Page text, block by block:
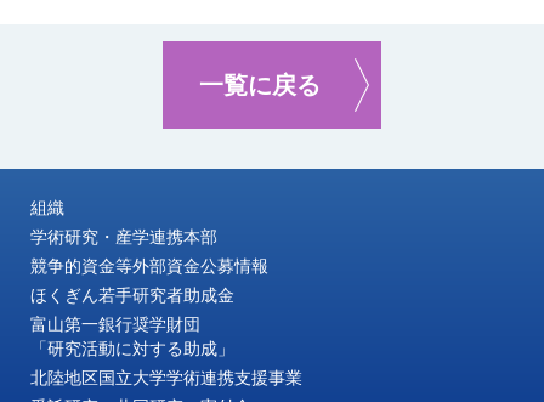
一覧に戻る
組織
学術研究・産学連携本部
競争的資金等外部資金公募情報
ほくぎん若手研究者助成金
富山第一銀行奨学財団
「研究活動に対する助成」
北陸地区国立大学学術連携支援事業